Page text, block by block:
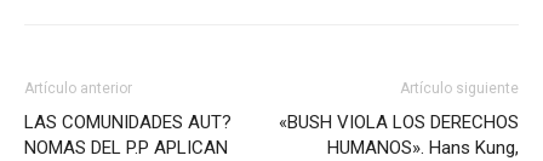
Artículo anterior
LAS COMUNIDADES AUT?
NOMAS DEL P.P APLICAN
Artículo siguiente
«BUSH VIOLA LOS DERECHOS
HUMANOS». Hans Kung,